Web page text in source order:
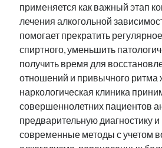
применяется как важный этап
лечения алкогольной
помогает прекратить
спиртного, уменьшить
получить время для
отношений и привычного ритма
наркологическая клиника
совершеннолетних пациентов
предварительную диагностику
современные методы с учетом